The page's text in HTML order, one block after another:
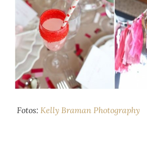
Fotos:Kelly Braman Photography